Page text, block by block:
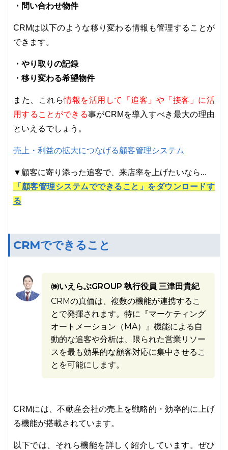
・問い合わせ物件
CRMは以下のような移り変わる情報も管理することが
できます。
・やり取りの記録
・移り変わる希望物件
また、これら情報を活用して「追客」や「接客」に活
用することができる事がCRMを導入すべき最大の理由
といえるでしょう。
売上・利益の拡大につなげる顧客管理システム
▼顧客に寄り添った追客で、来店率を上げたいなら...
「顧客管理システムでできること」をダウンロードす
る
CRMでできること
㈱いえらぶGROUP 執行役員 三津田貴紀
CRMの真価は、複数の機能が連携するこ
とで発揮されます。特に『マーケティング
オートメーション（MA）』機能による自
動的な追客や分析は、限られた営業リソー
スを最も効果的な顧客対応に集中させるこ
とを可能にします。
CRMには、不動産会社の売上を戦略的・効率的に上げ
る機能が搭載されています。
以下では、それら機能を詳しく紹介しています。ぜひ